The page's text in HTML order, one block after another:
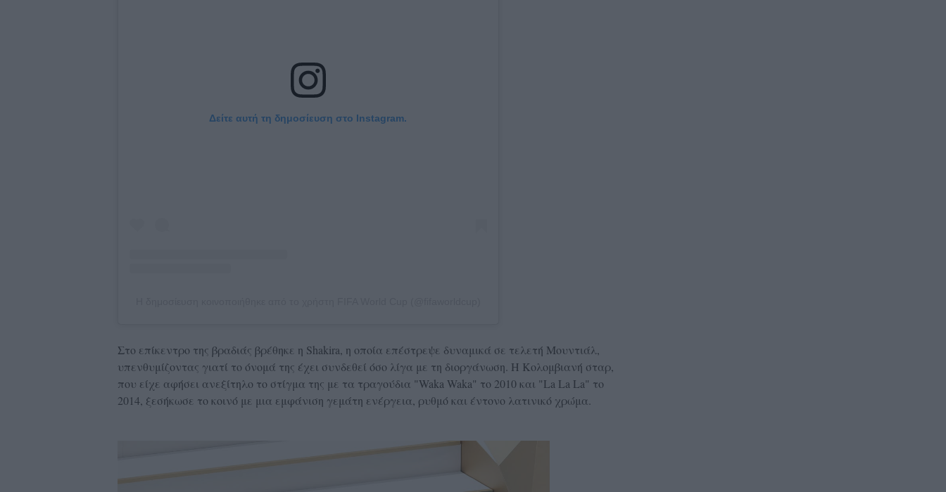
Δείτε αυτή τη δημοσίευση στο Instagram.
Στο επίκεντρο της βραδιάς βρέθηκε η Shakira, η οποία επέστρεψε δυναμικά σε τελετή Μουντιάλ,
υπενθυμίζοντας γιατί το όνομά της έχει συνδεθεί όσο λίγα με τη διοργάνωση. Η Κολομβιανή σταρ,
που είχε αφήσει ανεξίτηλο το στίγμα της με τα τραγούδια "Waka Waka" το 2010 και "La La La" το
2014, ξεσήκωσε το κοινό με μια εμφάνιση γεμάτη ενέργεια, ρυθμό και έντονο λατινικό χρώμα.